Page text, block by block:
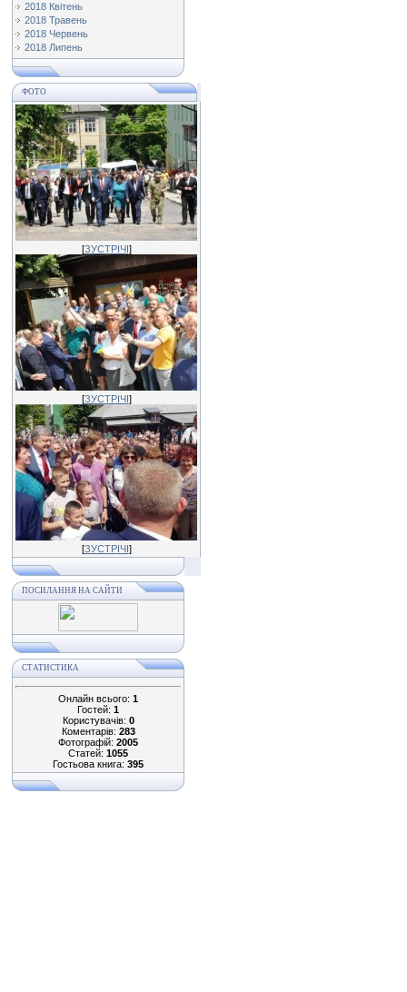
2018 Квітень
2018 Травень
2018 Червень
2018 Липень
ФОТО
[ЗУСТРІЧІ]
[ЗУСТРІЧІ]
[ЗУСТРІЧІ]
ПОСИЛАННЯ НА САЙТИ
СТАТИСТИКА
Онлайн всього: 1
Гостей: 1
Користувачів: 0
Коментарів: 283
Фотографій: 2005
Статей: 1055
Гостьова книга: 395